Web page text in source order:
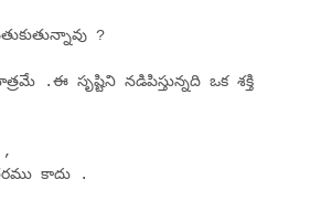
?
.ఈ సృష్టిని నడిపిస్తున్నది ఒక శక్తి
,
కాదు .